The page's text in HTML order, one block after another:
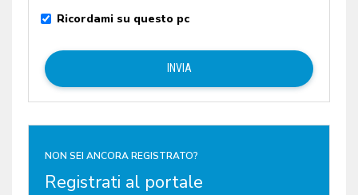
NON SEI ANCORA REGISTRATO?
Registrati al portale
Ricordami su questo pc